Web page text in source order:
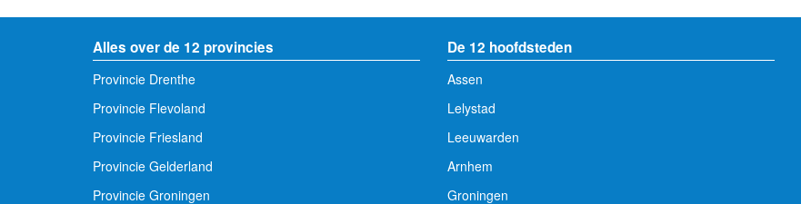
Alles over de 12 provincies
Provincie Drenthe
Provincie Flevoland
Provincie Friesland
Provincie Gelderland
Provincie Groningen
De 12 hoofdsteden
Assen
Lelystad
Leeuwarden
Arnhem
Groningen